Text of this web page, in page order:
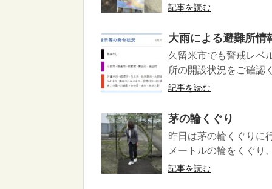
記事を読む
大雨による避難所情
久留米市でも警戒レベ
所の開設状況をご確認
記事を読む
茅の輪くぐり
昨日は茅の輪くぐりに
メートルの輪をくぐり
記事を読む